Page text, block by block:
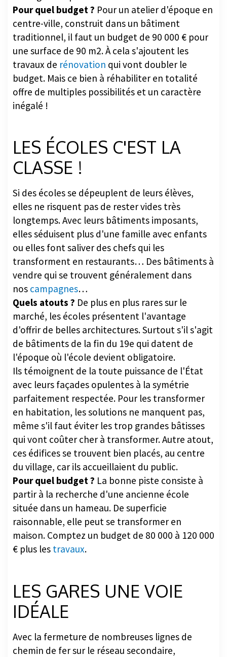
Pour quel budget ? Pour un atelier d'époque en
centre-ville, construit dans un bâtiment
traditionnel, il faut un budget de 90 000 € pour
une surface de 90 m2. À cela s'ajoutent les
travaux de rénovation qui vont doubler le
budget. Mais ce bien à réhabiliter en totalité
offre de multiples possibilités et un caractère
inégalé !
LES ÉCOLES C'EST LA
CLASSE !
Si des écoles se dépeuplent de leurs élèves,
elles ne risquent pas de rester vides très
longtemps. Avec leurs bâtiments imposants,
elles séduisent plus d'une famille avec enfants
ou elles font saliver des chefs qui les
transforment en restaurants… Des bâtiments à
vendre qui se trouvent généralement dans
nos campagnes…
Quels atouts ? De plus en plus rares sur le
marché, les écoles présentent l'avantage
d'offrir de belles architectures. Surtout s'il s'agit
de bâtiments de la fin du 19e qui datent de
l'époque où l'école devient obligatoire.
Ils témoignent de la toute puissance de l'État
avec leurs façades opulentes à la symétrie
parfaitement respectée. Pour les transformer
en habitation, les solutions ne manquent pas,
même s'il faut éviter les trop grandes bâtisses
qui vont coûter cher à transformer. Autre atout,
ces édifices se trouvent bien placés, au centre
du village, car ils accueillaient du public.
Pour quel budget ? La bonne piste consiste à
partir à la recherche d'une ancienne école
située dans un hameau. De superficie
raisonnable, elle peut se transformer en
maison. Comptez un budget de 80 000 à 120 000
€ plus les travaux.
LES GARES UNE VOIE
IDÉALE
Avec la fermeture de nombreuses lignes de
chemin de fer sur le réseau secondaire,